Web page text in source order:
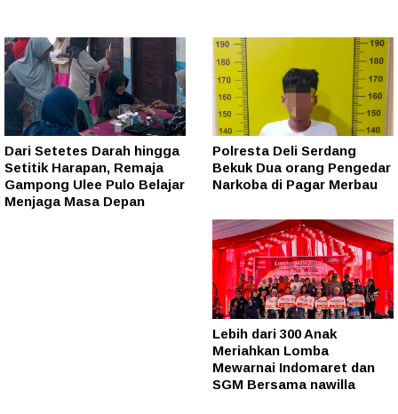
Dari Setetes Darah hingga
Setitik Harapan, Remaja
Gampong Ulee Pulo Belajar
Menjaga Masa Depan
Polresta Deli Serdang
Bekuk Dua orang Pengedar
Narkoba di Pagar Merbau
Lebih dari 300 Anak
Meriahkan Lomba
Mewarnai Indomaret dan
SGM Bersama nawilla